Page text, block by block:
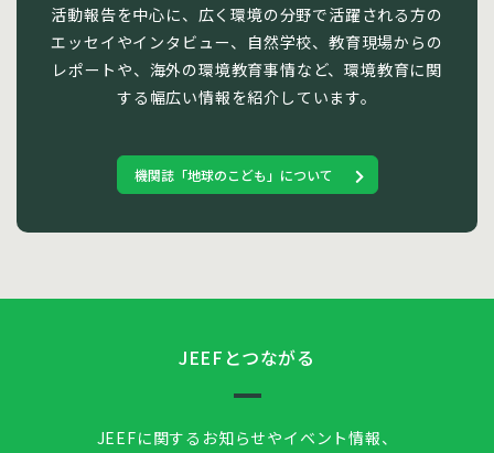
活動報告を中心に、広く環境の分野で活躍される方の
エッセイやインタビュー、自然学校、教育現場からの
レポートや、海外の環境教育事情など、環境教育に関
する幅広い情報を紹介しています。
機関誌「地球のこども」について
JEEFとつながる
JEEFに関するお知らせやイベント情報、